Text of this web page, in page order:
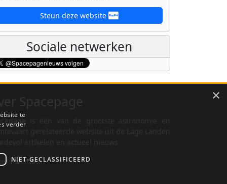
Steun deze website
Sociale netwerken
is één van de grootste astronomie en
informatie...
×
te
verder
NIET-GECLASSIFICEERD